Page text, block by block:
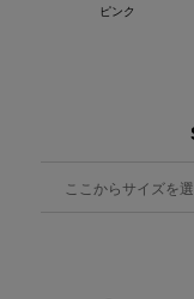
ピンク
ここからサイズを